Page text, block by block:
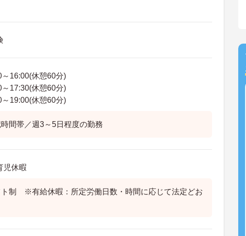
16:00(休憩60分)
17:30(休憩60分)
19:00(休憩60分)
間帯／週3～5日程度の勤務
児休暇
制 ※有給休暇：所定労働日数・時間に応じて法定どお